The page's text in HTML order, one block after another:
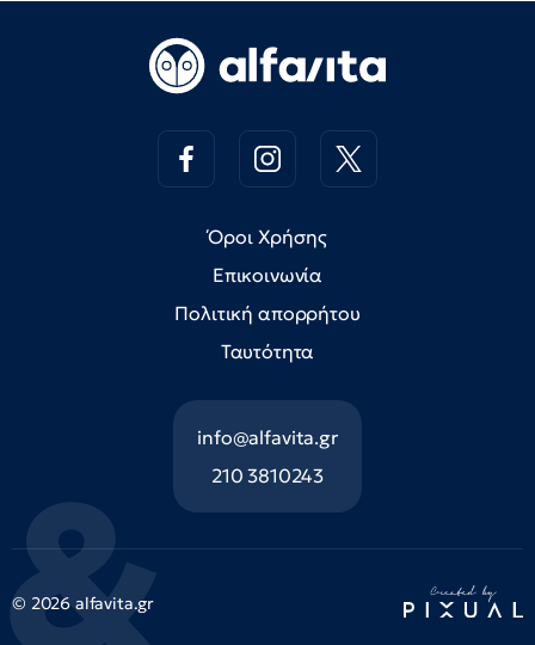
Όροι Χρήσης
Επικοινωνία
Πολιτική απορρήτου
Ταυτότητα
info@alfavita.gr
210 3810243
© 2026 alfavita.gr